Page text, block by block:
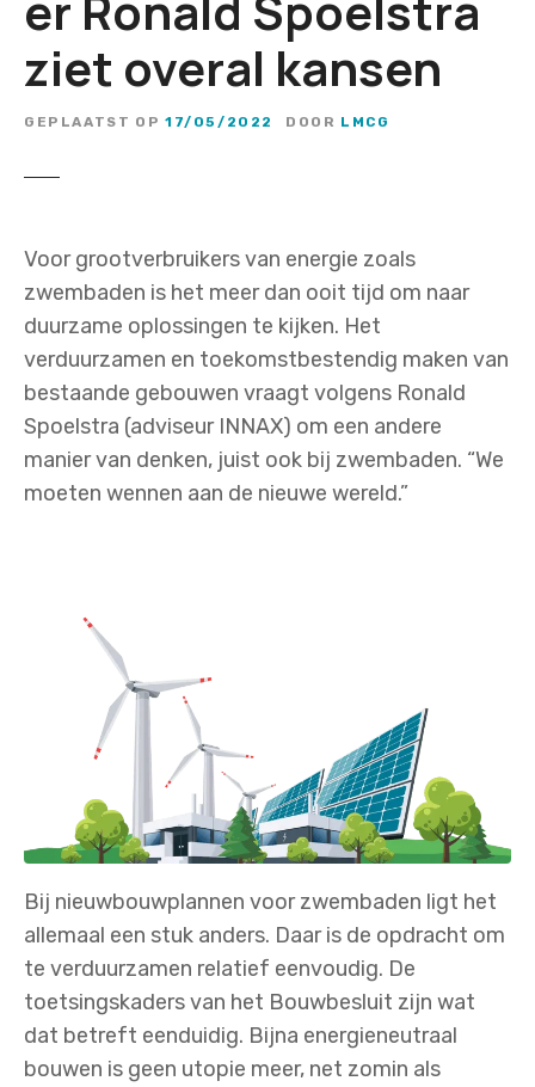
ziet overal kansen
GEPLAATST OP 17/05/2022 DOOR LMCG
Voor grootverbruikers van energie zoals
zwembaden is het meer dan ooit tijd om naar
duurzame oplossingen te kijken. Het
verduurzamen en toekomstbestendig maken van
bestaande gebouwen vraagt volgens Ronald
Spoelstra (adviseur INNAX) om een andere
manier van denken, juist ook bij zwembaden. “We
moeten wennen aan de nieuwe wereld.”
Bij nieuwbouwplannen voor zwembaden ligt het
allemaal een stuk anders. Daar is de opdracht om
te verduurzamen relatief eenvoudig. De
toetsingskaders van het Bouwbesluit zijn wat
dat betreft eenduidig. Bijna energieneutraal
bouwen is geen utopie meer, net zomin als